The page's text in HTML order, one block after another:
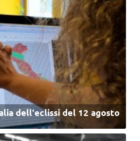
dell'eclissi del 12 agosto